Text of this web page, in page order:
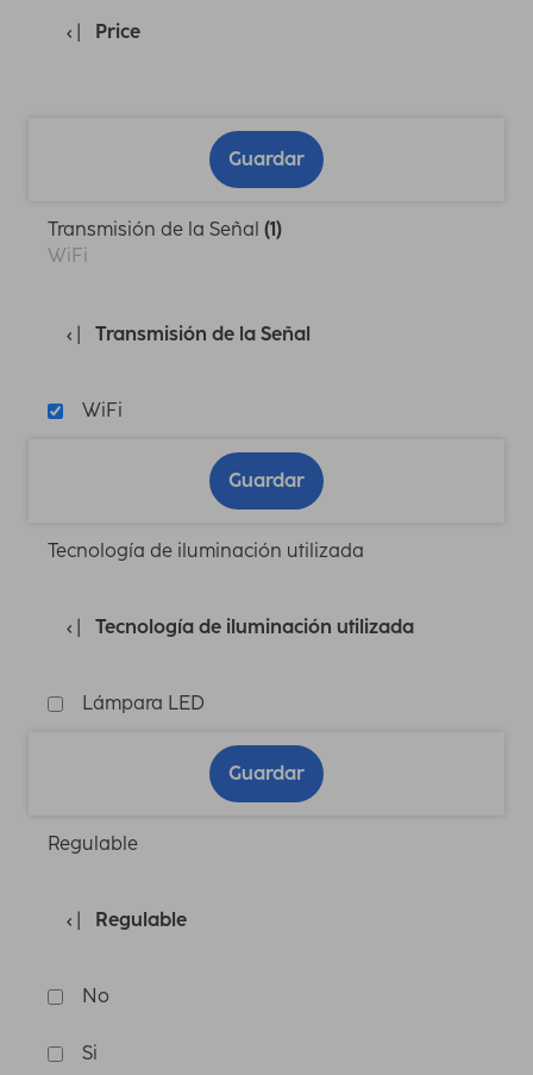
Price
Guardar
Transmisión de la Señal (1)
WiFi
Transmisión de la Señal
WiFi
Guardar
Tecnología de iluminación utilizada
Tecnología de iluminación utilizada
Lámpara LED
Guardar
Regulable
Regulable
No
Si